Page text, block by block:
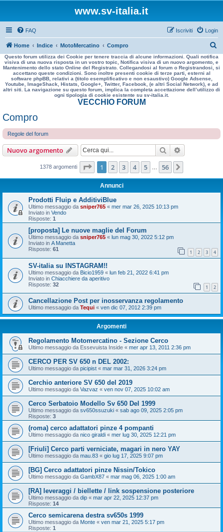
www.sv-italia.it
FAQ Login
Iscriviti
Home Indice MotoMercatino Compro
e
r
a
Questo forum utilizza dei Cookie per tenere traccia di alcune informazioni. Quali notifica
visiva di una nuova risposta in un vostro topic, Notifica visiva di un nuovo argomento, e
Mantenimento dello stato Online del Registrato. Collegandosi al forum o Registrandosi, si
accettano queste condizioni. Sono inoltre presenti cookie di terze parti, esterni al
software phpBB, relativi a (titolo esemplificativo e non esaustivo) Google Adsense,
Youtube, ImageShack, Histats, Google+, Twitter, Facebook, (e altri Social Network), e ad
altri siti. La navigazione su questo forum, implica la completa accettazione dell’utilizzo di
ogni tipologia di cookie esistente su sv-italia.it.
VECCHIO FORUM
Compro
Regole del forum
Nuovo argomento Cerca
1378 argomenti Pagina di 56
1 2 3 4 5 56
Annunci
Prodotti Fluip e AdditiviBlue
Ultimo messaggio da sniper765 « mer mar 26, 2025 10:13 pm
Inviato in Vendo
Risposte: 1
[proposta] Le nuove maglie del Forum
Ultimo messaggio da sniper765 « lun mag 30, 2022 5:12 pm
Inviato in A Manetta
Risposte: 61 1 2 3 4
SV-italia su INSTAGRAM!!
Ultimo messaggio da Bicio1959 « lun feb 21, 2022 6:41 pm
Inviato in Chiacchiere da aperitivo
Risposte: 32 1 2
Cancellazione Post per inosservanza regolamento
Ultimo messaggio da Tequi « ven dic 07, 2012 2:39 pm
Argomenti
Regolamento Motomercatino - Sezione Cerco
Ultimo messaggio da Essevuista Inside « mer apr 13, 2011 2:36 pm
CERCO PER SV 650 n DEL 2002:
Ultimo messaggio da picipist « mar mar 31, 2026 3:24 pm
Cerchio anteriore SV 650 del 2019
Ultimo messaggio da Vazvaz « ven nov 07, 2025 10:02 am
Cerco Serbatoio Modello Sv 650 Del 1999
Ultimo messaggio da sv650ssuzuki « sab ago 09, 2025 2:05 pm
Risposte: 3
(roma) cerco adattatori pinze 4 pompanti
Ultimo messaggio da nico giraldi « mer lug 30, 2025 12:21 pm
[Friuli] Cerco parti verniciate, magari in nero YAY
Ultimo messaggio da mau.83 « gio lug 17, 2025 9:07 pm
[BG] Cerco adattatori pinze Nissin/Tokico
Ultimo messaggio da GambX87 « mar mag 06, 2025 1:00 am
[RA] leveraggi / biellette / link sospensione posteriore
Ultimo messaggio da dip « mar apr 22, 2025 12:37 pm
Risposte: 14
Cerco semicarena destra sv650s 1999
Ultimo messaggio da Monte « ven mar 21, 2025 5:17 pm
Risposte: 1